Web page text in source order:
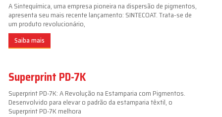
A Sintequímica, uma empresa pioneira na dispersão de pigmentos,
apresenta seu mais recente lançamento: SINTECOAT. Trata-se de
um produto revolucionário,
Saiba mais
Superprint PD-7K
Superprint PD-7K: A Revolução na Estamparia com Pigmentos.
Desenvolvido para elevar o padrão da estamparia têxtil, o
Superprint PD-7K melhora